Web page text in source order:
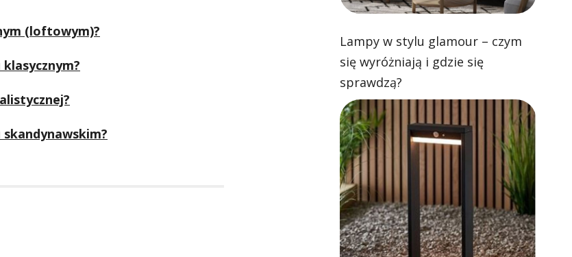
(loftowym)?
Lampy w stylu glamour – czym
się wyróżniają i gdzie się
sprawdzą?